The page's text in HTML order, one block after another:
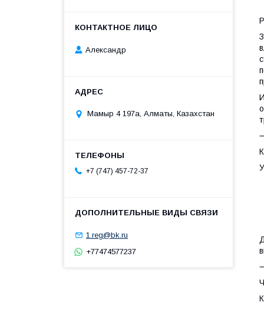
Александр
Мамыр 4 197а, Алматы, Казахстан
+7 (747) 457-72-37
1.reg@bk.ru
+77474577237